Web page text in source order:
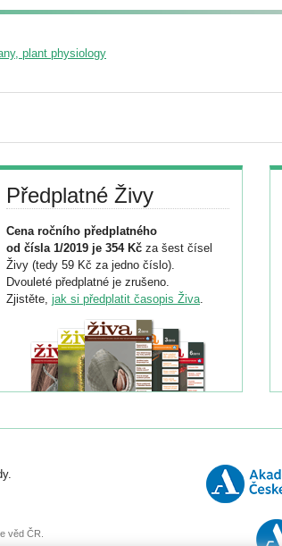
plant physiology
Předplatné Živy
Cena ročního předplatného
od čísla 1/2019 je 354 Kč za šest čísel
Živy (tedy 59 Kč za jedno číslo).
Dvouleté předplatné je zrušeno.
Zjistěte, jak si předplatit časopis Živa.
věd ČR.